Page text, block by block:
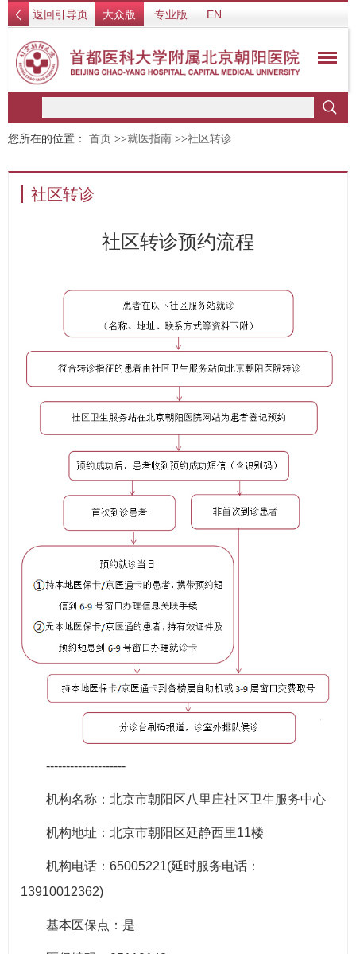
返回引导页 大众版 专业版 EN
您所在的位置： 首页 >>就医指南 >>社区转诊
社区转诊
社区转诊预约流程
--------------------
机构名称：北京市朝阳区八里庄社区卫生服务中心
机构地址：北京市朝阳区延静西里11楼
机构电话：65005221(延时服务电话：
13910012362)
基本医保点：是